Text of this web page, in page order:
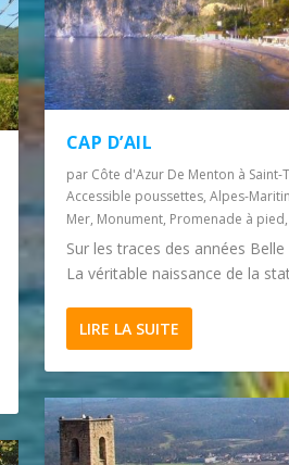
CAP D’AIL
par Côte d'Azur De Menton à Saint-
Accessible poussettes, Alpes-
Mer, Monument, Promenade à pied,
Sur les traces des années
La véritable naissance de la
LIRE LA SUITE